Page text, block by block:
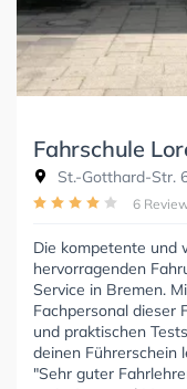
Fahrschule
St.-Gotthard-Str.
6
Die kompetente und
hervorragenden
Service in Bremen.
Fachpersonal dieser
und praktischen
deinen Führerschein
"Sehr guter